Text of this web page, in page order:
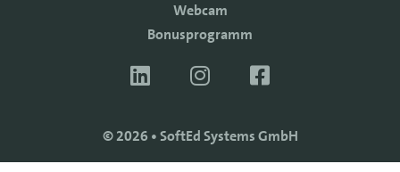
© 2026 • SoftEd Systems GmbH
Webcam
Bonusprogramm